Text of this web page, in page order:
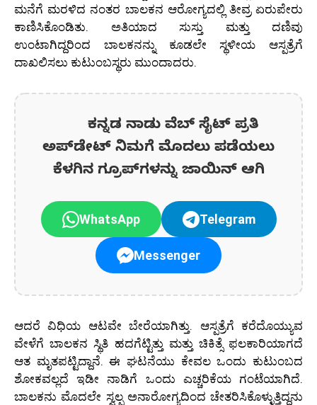
ಮನೆಗೆ ಮರಳಿದ ನಂತರ ಬಾಲಕನ ಆರೋಗ್ಯದಲ್ಲಿ ತೀವ್ರ ಏರುಪೇರು
ಕಾಣಿಸಿಕೊಂಡಿತು. ಅತಿಯಾದ ಸುಸ್ತು ಮತ್ತು ದಣಿವು
ಉಂಟಾಗಿದ್ದರಿಂದ ಬಾಲಕನನ್ನು ಕೂಡಲೇ ಸ್ಥಳೀಯ ಆಸ್ಪತ್ರೆಗೆ
ದಾಖಲಿಸಲು ಕುಟುಂಬಸ್ಥರು ಮುಂದಾದರು.
ಕನ್ನಡ ನಾಡು ವೆಬ್ ಸೈಟ್ ಪ್ರತಿ
ಅಪ್‌ಡೇಟ್‌ ನಿಮಗೆ ಮೊದಲು ಪಡೆಯಲು
ಕೆಳಗಿನ ಗ್ರೂಪ್‌ಗಳನ್ನು ಜಾಯಿನ್ ಆಗಿ
WhatsApp Telegram
Messenger
ಆದರೆ ವಿಧಿಯ ಆಟವೇ ಬೇರೆಯಾಗಿತ್ತು. ಆಸ್ಪತ್ರೆಗೆ ಕರೆದೊಯ್ಯುವ
ವೇಳೆಗೆ ಬಾಲಕನ ಸ್ಥಿತಿ ಹದಗೆಟ್ಟಿತ್ತು ಮತ್ತು ಚಿಕಿತ್ಸೆ ಫಲಕಾರಿಯಾಗದೆ
ಆತ ಮೃತಪಟ್ಟಿದ್ದಾನೆ. ಈ ಘಟನೆಯು ಕೇವಲ ಒಂದು ಕುಟುಂಬದ
ಶೋಕವಲ್ಲದೆ ಇಡೀ ನಾಡಿಗೆ ಒಂದು ಎಚ್ಚರಿಕೆಯ ಗಂಟೆಯಾಗಿದೆ.
ಬಾಲಕನು ಮೊದಲೇ ಸ್ವಲ್ಪ ಅನಾರೋಗ್ಯದಿಂದ ಚೇತರಿಸಿಕೊಳ್ಳುತ್ತಿದ್ದನು